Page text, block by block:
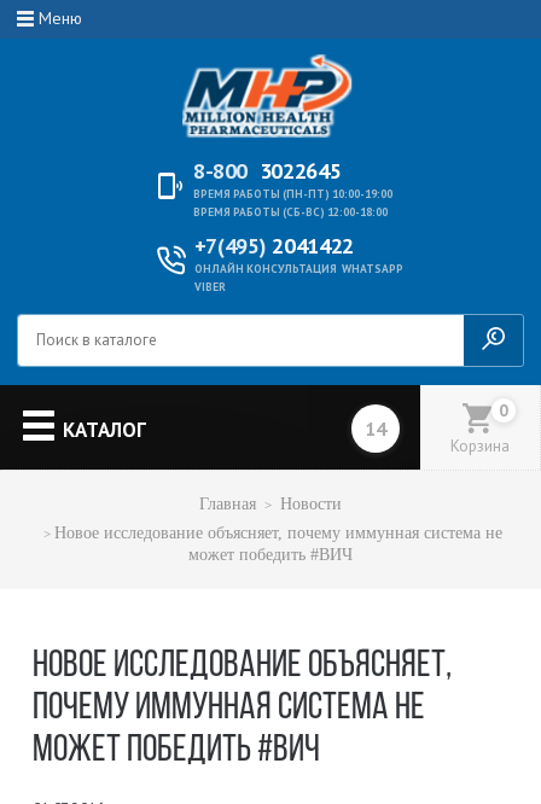
Меню
8-800 3022645
ВРЕМЯ РАБОТЫ (ПН-ПТ) 10:00-19:00
ВРЕМЯ РАБОТЫ (СБ-ВС) 12:00-18:00
+7(495) 2041422
ОНЛАЙН КОНСУЛЬТАЦИЯ WHATSAPP
VIBER
КАТАЛОГ
0
Корзина
Главная
Новости
Новое исследование объясняет, почему иммунная система не
может победить #ВИЧ
НОВОЕ ИССЛЕДОВАНИЕ ОБЪЯСНЯЕТ,
ПОЧЕМУ ИММУННАЯ СИСТЕМА НЕ
МОЖЕТ ПОБЕДИТЬ #ВИЧ